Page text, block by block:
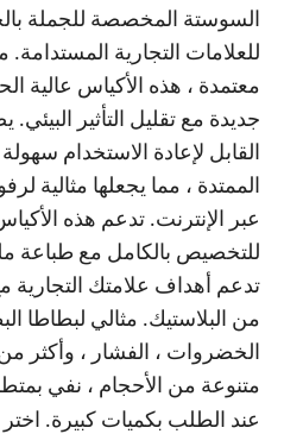
السوستة المخصصة للجملة
للعلامات التجارية
معتمدة ، هذه الأكياس عالية
جديدة مع تقليل التأثير
القابل لإعادة الاستخدام
الممتدة ، مما يجعلها مثالية
عبر الإنترنت. تدعم هذه
للتخصيص بالكامل مع طباعة
تدعم أهداف علامتك التجارية
من البلاستيك. مثالي لبطاطا
الخضروات ، الفشار ، وأكثر
متنوعة من الأحجام ، نفي
عند الطلب بكميات كبيرة. اختر